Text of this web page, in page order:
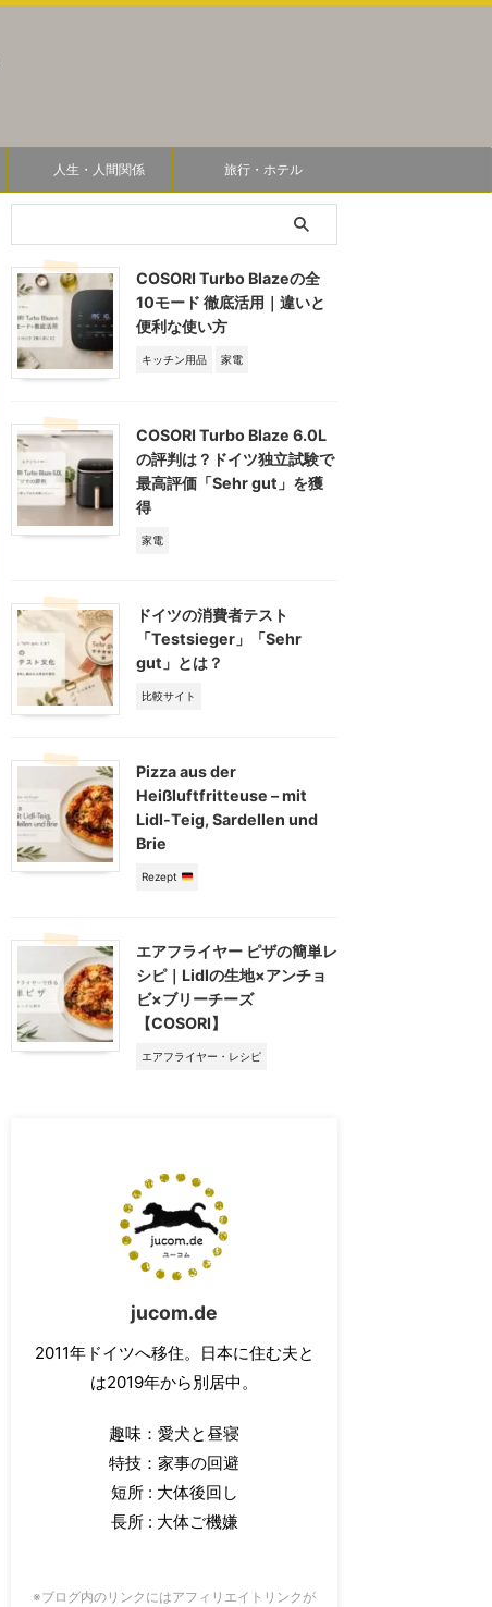
人生・人間関係 旅行・ホテル
COSORI Turbo Blazeの全
10モード 徹底活用｜違いと
便利な使い方
キッチン用品 家電
COSORI Turbo Blaze 6.0L
の評判は？ドイツ独立試験で
最高評価「Sehr gut」を獲
得
家電
ドイツの消費者テスト
「Testsieger」「Sehr
gut」とは？
比較サイト
Pizza aus der
Heißluftfritteuse – mit
Lidl-Teig, Sardellen und
Brie
Rezept
エアフライヤー ピザの簡単レ
シピ｜Lidlの生地×アンチョ
ビ×ブリーチーズ
【COSORI】
エアフライヤー・レシピ
jucom.de
2011年ドイツへ移住。日本に住む夫と
は2019年から別居中。
趣味：愛犬と昼寝
特技：家事の回避
短所 : 大体後回し
長所 : 大体ご機嫌
※ブログ内のリンクにはアフィリエイトリンクが